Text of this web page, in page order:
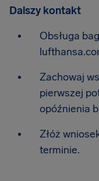
Dalszy kontakt
Obsługa
Zachowaj
pierwszej
opóźnienia
Złóż
terminie.